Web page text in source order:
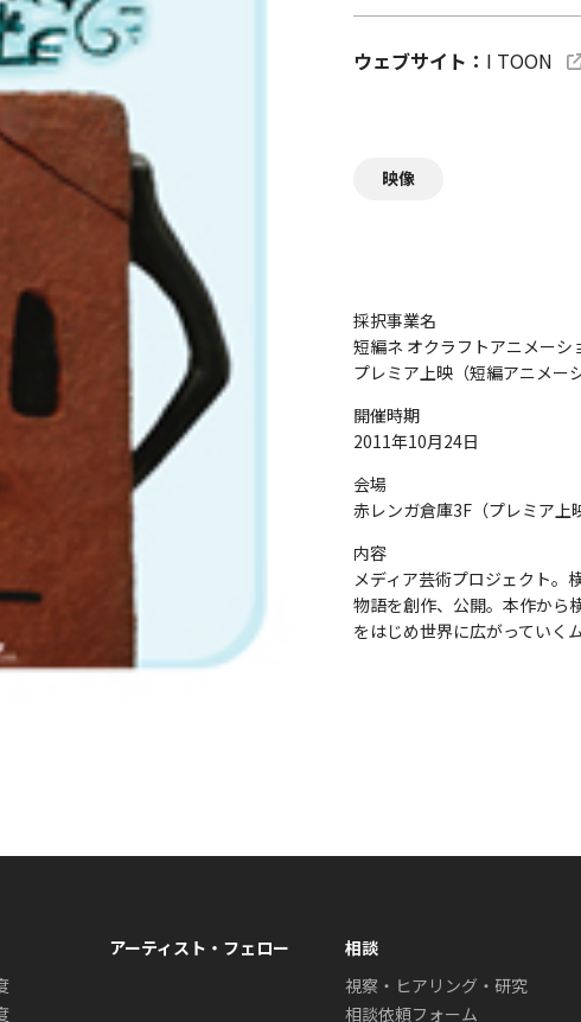
ウェブサイト I TOON
映像
採択事業名
短編ネ オクラフトアニメーシ
プレミア上映（短編アニメー
開催時期
2011年10月24日
会場
赤レンガ倉庫3F（プレミア上
内容
メディア芸術プロジェクト。
物語を創作、公開。本作から
をはじめ世界に広がっていく
アーティスト・フェロー
相談
視察・ヒアリング・研究
相談依頼フォーム